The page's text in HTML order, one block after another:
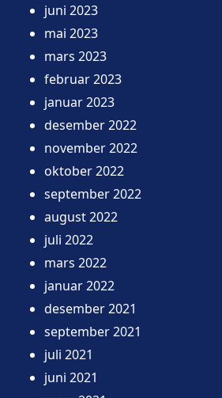
juni 2023
mai 2023
mars 2023
februar 2023
januar 2023
desember 2022
november 2022
oktober 2022
september 2022
august 2022
juli 2022
mars 2022
januar 2022
desember 2021
september 2021
juli 2021
juni 2021